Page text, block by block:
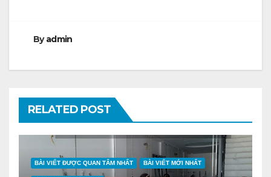
Byadmin
RELATED POST
BÀI VIẾT ĐƯỢC QUAN TÂM NHẤT BÀI VIẾT MỚI NHẤT